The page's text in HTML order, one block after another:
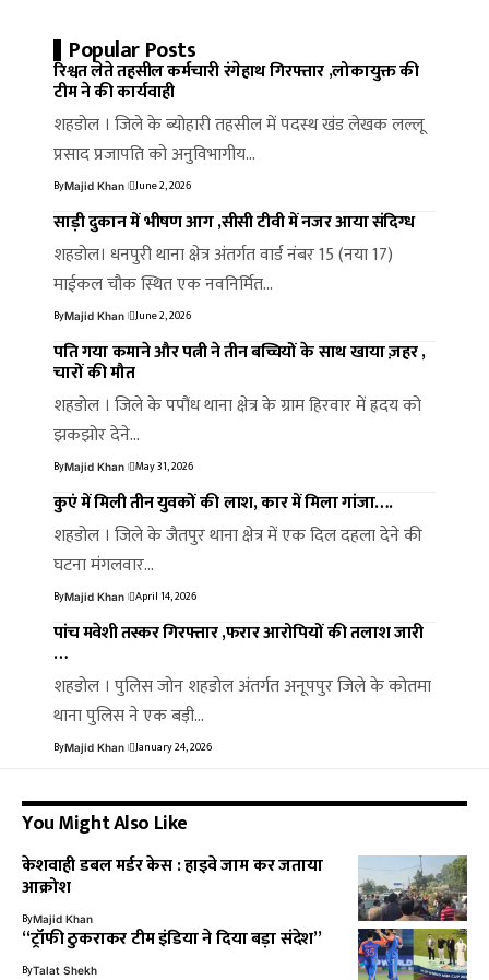
Popular Posts
रिश्वत लेते तहसील कर्मचारी रंगेहाथ गिरफ्तार ,लोकायुक्त की
टीम ने की कार्यवाही
शहडोल । जिले के ब्योहारी तहसील में पदस्थ खंड लेखक लल्लू
प्रसाद प्रजापति को अनुविभागीय…
ByMajid Khan June 2, 2026
साड़ी दुकान में भीषण आग ,सीसी टीवी में नजर आया संदिग्ध
शहडोल। धनपुरी थाना क्षेत्र अंतर्गत वार्ड नंबर 15 (नया 17)
माईकल चौक स्थित एक नवनिर्मित…
ByMajid Khan June 2, 2026
पति गया कमाने और पत्नी ने तीन बच्चियों के साथ खाया ज़हर ,
चारों की मौत
शहडोल । जिले के पपौंध थाना क्षेत्र के ग्राम हिरवार में ह्रदय को
झकझोर देने…
ByMajid Khan May 31, 2026
कुएं में मिली तीन युवकों की लाश, कार में मिला गांजा….
शहडोल । जिले के जैतपुर थाना क्षेत्र में एक दिल दहला देने की
घटना मंगलवार…
ByMajid Khan April 14, 2026
पांच मवेशी तस्कर गिरफ्तार ,फरार आरोपियों की तलाश जारी
…
शहडोल । पुलिस जोन शहडोल अंतर्गत अनूपपुर जिले के कोतमा
थाना पुलिस ने एक बड़ी…
ByMajid Khan January 24, 2026
You Might Also Like
केशवाही डबल मर्डर केस : हाइवे जाम कर जताया
आक्रोश
ByMajid Khan
“ट्रॉफी ठुकराकर टीम इंडिया ने दिया बड़ा संदेश”
ByTalat Shekh